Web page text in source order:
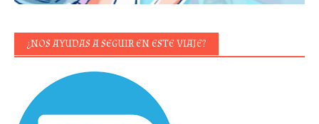
¿NOS AYUDAS A SEGUIR EN ESTE VIAJE?